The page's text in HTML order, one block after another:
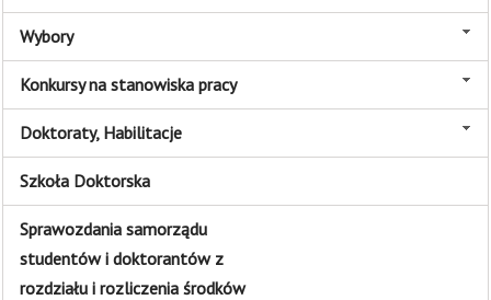
Wybory
Konkursy na stanowiska pracy
Doktoraty, Habilitacje
Szkoła Doktorska
Sprawozdania samorządu
studentów i doktorantów z
rozdziału i rozliczenia środków